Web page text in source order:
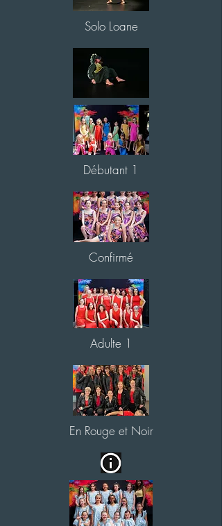
Solo Loane
Débutant 1
Confirmé
Adulte 1
En Rouge et Noir